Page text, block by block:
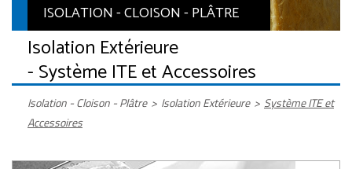
ISOLATION - CLOISON - PLÂTRE
Isolation Extérieure
- Système ITE et Accessoires
Isolation - Cloison - Plâtre > Isolation Extérieure > Système ITE et
Accessoires